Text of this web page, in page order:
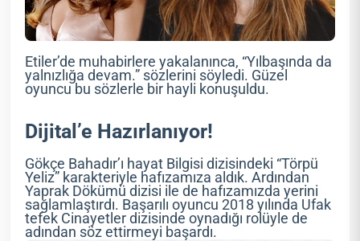
Etiler’de muhabirlere yakalanınca, “Yılbaşında da
yalnızlığa devam.” sözlerini söyledi. Güzel
oyuncu bu sözlerle bir hayli konuşuldu.
Dijital’e Hazırlanıyor!
Gökçe Bahadır’ı hayat Bilgisi dizisindeki “Törpü
Yeliz” karakteriyle hafızamıza aldık. Ardından
Yaprak Dökümü dizisi ile de hafızamızda yerini
sağlamlaştırdı. Başarılı oyuncu 2018 yılında Ufak
tefek Cinayetler dizisinde oynadığı rolüyle de
adından söz ettirmeyi başardı.